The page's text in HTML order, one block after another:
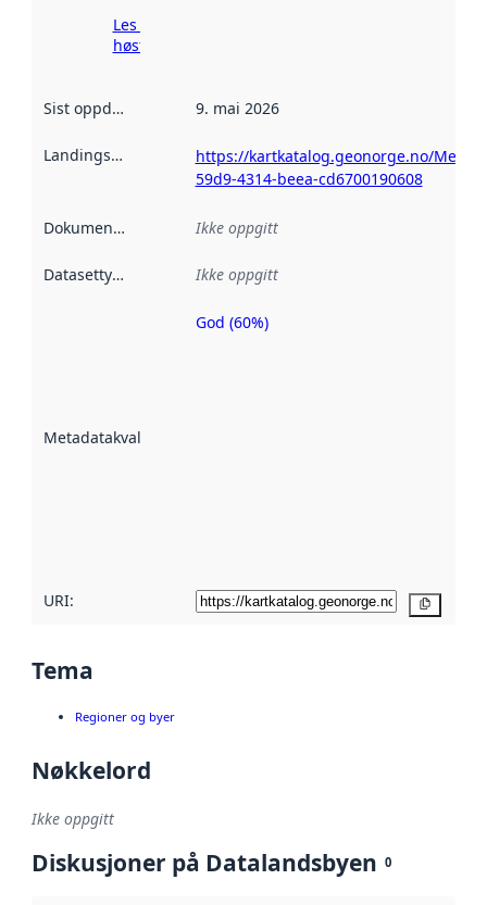
Les mer om
høsting her
Sist oppdatert 9. mai 2026
Landingsside
https://kartkatalog.geonorge.no/
59d9-4314-beea-cd6700190608
Dokumentasjon Ikke oppgitt
Datasettype Ikke oppgitt
Metadatakvalitet
Metadatakvalitet
God (60%)
URI:
Tema
Regioner og byer
Nøkkelord
Ikke oppgitt
Diskusjoner på Datalandsbyen 0